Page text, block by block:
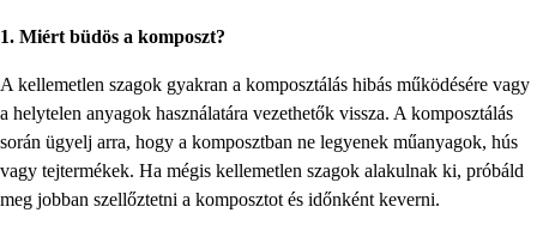
1. Miért büdös a komposzt?
A kellemetlen szagok gyakran a komposztálás hibás működésére vagy
a helytelen anyagok használatára vezethetők vissza. A komposztálás
során ügyelj arra, hogy a komposztban ne legyenek műanyagok, hús
vagy tejtermékek. Ha mégis kellemetlen szagok alakulnak ki, próbáld
meg jobban szellőztetni a komposztot és időnként keverni.